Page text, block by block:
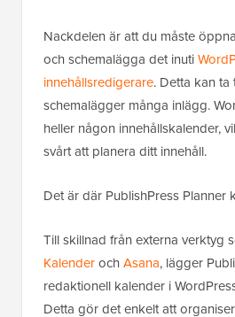
Nackdelen är att du måste
och schemalägga det inuti
innehållsredigerare. Detta kan
schemalägger många inlägg.
heller någon innehållskalender,
svårt att planera ditt innehåll.
Det är där PublishPress Planner
Till skillnad från externa verktyg
KalenderochAsana, lägger
redaktionell kalender i
Detta gör det enkelt att